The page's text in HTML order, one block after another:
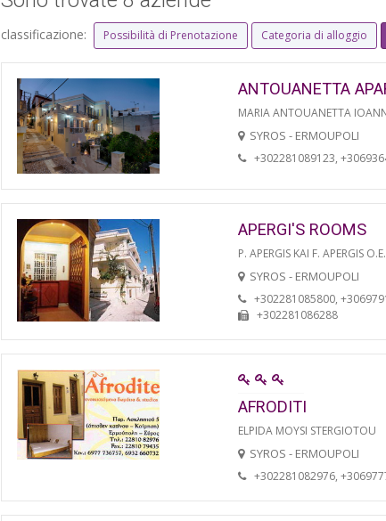
classificazione: Possibilità di Prenotazione Categoria di alloggio
ANTOUANETTA
MARIA ANTOUANETTA
SYROS - ERMOUPOLI
+302281089123,
APERGI'S ROOMS
P. APERGIS KAI F. APERGIS O.E.
SYROS - ERMOUPOLI
+302281085800,
+302281086288
AFRODITI
ELPIDA MOYSI STERGIOTOU
SYROS - ERMOUPOLI
+302281082976,